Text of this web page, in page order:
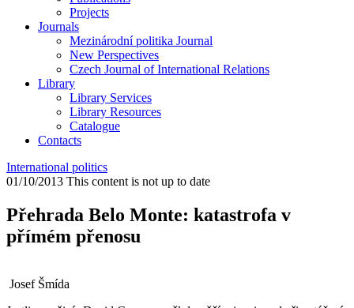
Projects
Journals
Mezinárodní politika Journal
New Perspectives
Czech Journal of International Relations
Library
Library Services
Library Resources
Catalogue
Contacts
International politics
01/10/2013 This content is not up to date
Přehrada Belo Monte: katastrofa v
přímém přenosu
Josef Šmída